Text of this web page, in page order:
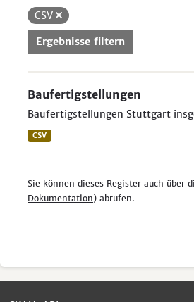
CSV
Ergebnisse filtern
Baufertigstellungen
Baufertigstellungen Stuttgart
CSV
Sie können dieses Register auch über
Dokumentation) abrufen.